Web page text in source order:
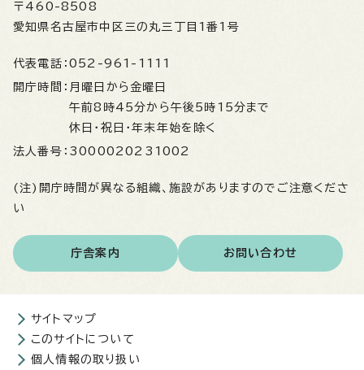
〒460-8508
愛知県名古屋市中区三の丸三丁目1番1号
代表電話： 052-961-1111
開庁時間： 月曜日から金曜日
午前8時45分から午後5時15分まで
休日・祝日・年末年始を除く
法人番号： 3000020231002
(注)開庁時間が異なる組織、施設がありますのでご注意くださ
い
庁舎案内 お問い合わせ
サイトマップ
このサイトについて
個人情報の取り扱い